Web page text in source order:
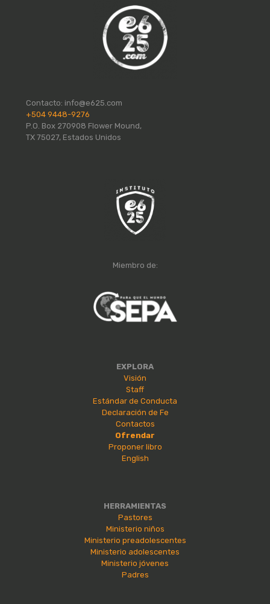
Contacto: info@e625.com
+504 9448-9276
P.O. Box 270908 Flower Mound,
TX 75027, Estados Unidos
Miembro de:
EXPLORA
Visión
Staff
Estándar de Conducta
Declaración de Fe
Contactos
Ofrendar
Proponer libro
English
HERRAMIENTAS
Pastores
Ministerio niños
Ministerio preadolescentes
Ministerio adolescentes
Ministerio jóvenes
Padres